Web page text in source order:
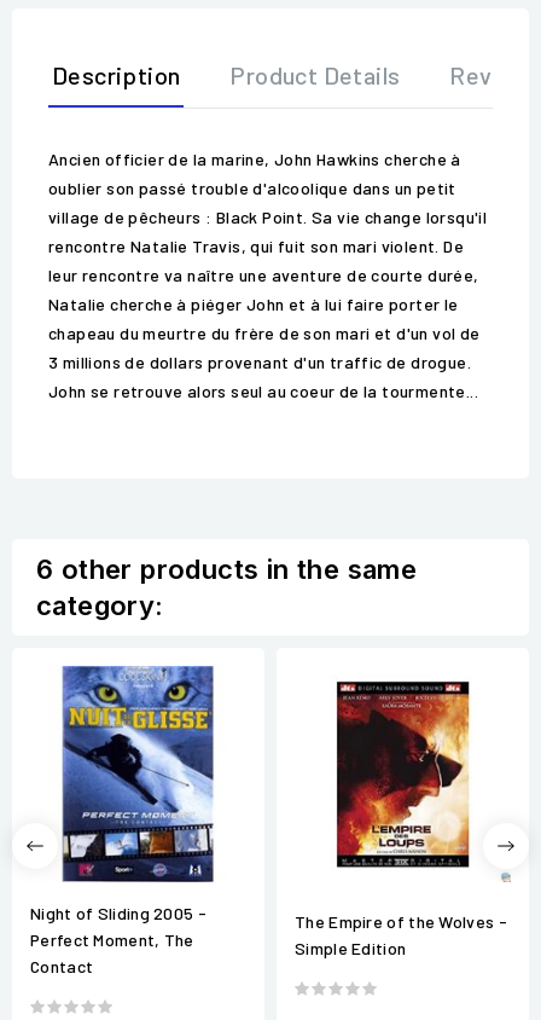
Description Product Details
Ancien officier de la marine, John Hawkins cherche à
oublier son passé trouble d'alcoolique dans un petit
village de pêcheurs : Black Point. Sa vie change lorsqu'il
rencontre Natalie Travis, qui fuit son mari violent. De
leur rencontre va naître une aventure de courte durée,
Natalie cherche à piéger John et à lui faire porter le
chapeau du meurtre du frère de son mari et d'un vol de
3 millions de dollars provenant d'un traffic de drogue.
John se retrouve alors seul au coeur de la tourmente...
6 other products in the same
category:
Night of Sliding 2005 -
Perfect Moment, The
Contact
The Empire of the Wolves -
Simple Edition